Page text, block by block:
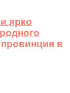
ярко
в